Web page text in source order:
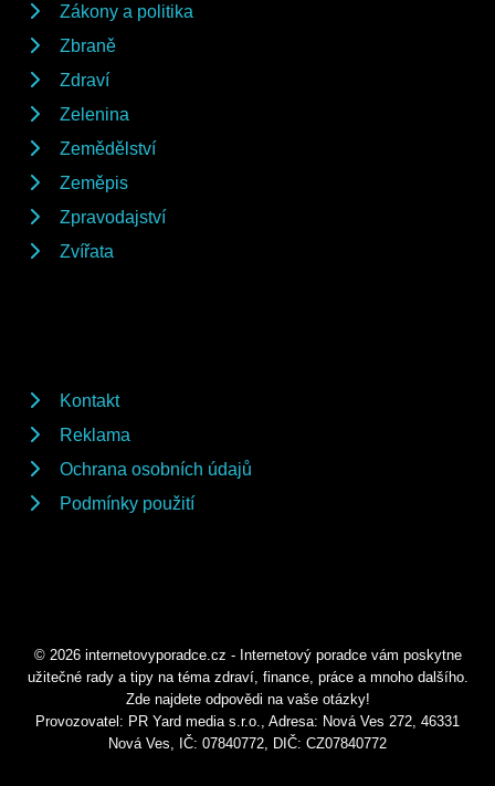
Zákony a politika
Zbraně
Zdraví
Zelenina
Zemědělství
Zeměpis
Zpravodajství
Zvířata
Kontakt
Reklama
Ochrana osobních údajů
Podmínky použití
© 2026 internetovyporadce.cz - Internetový poradce vám poskytne
užitečné rady a tipy na téma zdraví, finance, práce a mnoho dalšího.
Zde najdete odpovědi na vaše otázky!
Provozovatel: PR Yard media s.r.o., Adresa: Nová Ves 272, 46331
Nová Ves, IČ: 07840772, DIČ: CZ07840772